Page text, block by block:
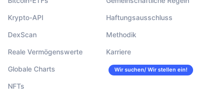
Krypto-API
DexScan
Reale Vermögenswerte
Globale Charts
NFTs
Haftungsausschluss
Methodik
Karriere
Wir suchen/ Wir stellen ein!